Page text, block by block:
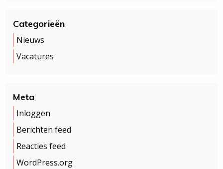
Categorieën
Nieuws
Vacatures
Meta
Inloggen
Berichten feed
Reacties feed
WordPress.org